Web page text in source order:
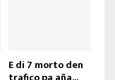
E di 7 morto den